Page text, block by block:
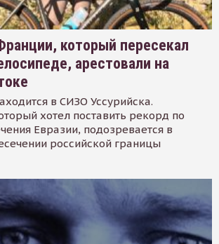
который пересекал
арестовали на
в СИЗО Уссурийска.
хотел поставить рекорд по
Евразии, подозревается в
российской границы